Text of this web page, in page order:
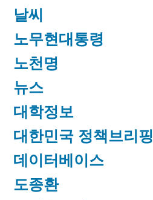
날씨
노무현대통령
노천명
뉴스
대학정보
대한민국 정책브리핑
데이터베이스
도종환